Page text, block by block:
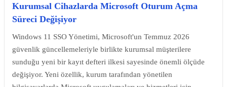
Kurumsal Cihazlarda Microsoft Oturum Açma
Süreci Değişiyor
Windows 11 SSO Yönetimi, Microsoft'un Temmuz 2026
güvenlik güncellemeleriyle birlikte kurumsal müşterilere
sunduğu yeni bir kayıt defteri ilkesi sayesinde önemli ölçüde
değişiyor. Yeni özellik, kurum tarafından yönetilen